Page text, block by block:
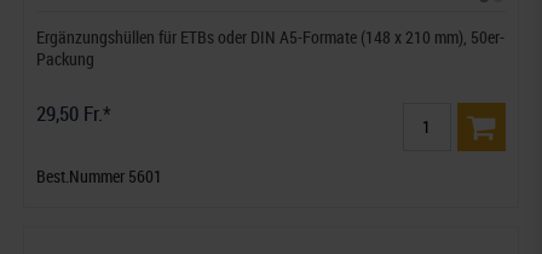
Ergänzungshüllen für ETBs oder DIN A5-Formate (148 x 210 mm), 50er-
Packung
29,50 Fr.*
Best.Nummer 5601